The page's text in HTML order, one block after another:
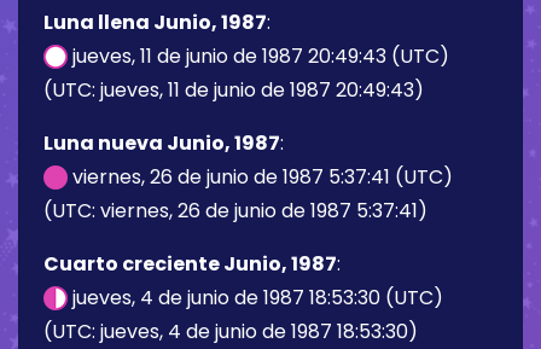
Luna llena Junio, 1987:
jueves, 11 de junio de 1987 20:49:43 (UTC)
(UTC: jueves, 11 de junio de 1987 20:49:43)
Luna nueva Junio, 1987:
viernes, 26 de junio de 1987 5:37:41 (UTC)
(UTC: viernes, 26 de junio de 1987 5:37:41)
Cuarto creciente Junio, 1987:
jueves, 4 de junio de 1987 18:53:30 (UTC)
(UTC: jueves, 4 de junio de 1987 18:53:30)